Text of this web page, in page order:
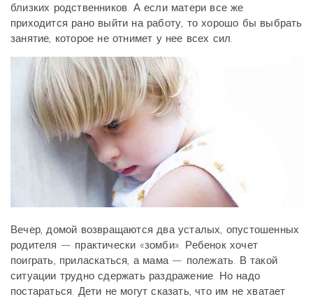
близких родственников. А если матери все же
приходится рано выйти на работу, то хорошо бы выбрать
занятие, которое не отнимет у нее всех сил.
Вечер, домой возвращаются два усталых, опустошенных
родителя — практически «зомби». Ребенок хочет
поиграть, приласкаться, а мама — полежать. В такой
ситуации трудно сдержать раздражение. Но надо
постараться. Дети не могут сказать, что им не хватает